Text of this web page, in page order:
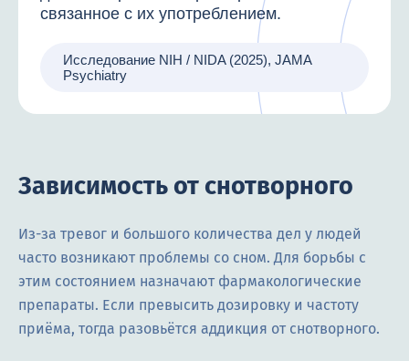
связанное с их употреблением.
Исследование NIH / NIDA (2025), JAMA
Psychiatry
Зависимость от снотворного
Из-за тревог и большого количества дел у людей
часто возникают проблемы со сном. Для борьбы с
этим состоянием назначают фармакологические
препараты. Если превысить дозировку и частоту
приёма, тогда разовьётся аддикция от снотворного.